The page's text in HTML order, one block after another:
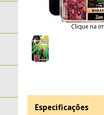
Clique na
Especificações